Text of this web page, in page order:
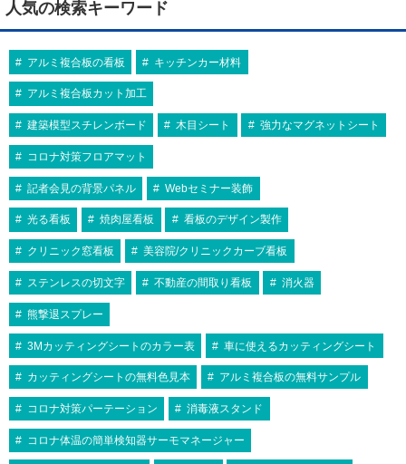
人気の検索キーワード
アルミ複合板の看板 キッチンカー材料
アルミ複合板カット加工
建築模型スチレンボード 木目シート 強力なマグネットシート
コロナ対策フロアマット
記者会見の背景パネル Webセミナー装飾
光る看板 焼肉屋看板 看板のデザイン製作
クリニック窓看板 美容院/クリニックカーブ看板
ステンレスの切文字 不動産の間取り看板 消火器
熊撃退スプレー
3Mカッティングシートのカラー表 車に使えるカッティングシート
カッティングシートの無料色見本 アルミ複合板の無料サンプル
コロナ対策パーテーション 消毒液スタンド
コロナ体温の簡単検知器サーモマネージャー